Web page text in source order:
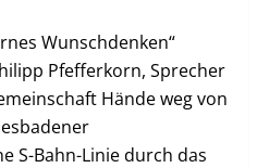
Wunschdenken“
Pfefferkorn, Sprecher
Hände weg von
S-Bahn-Linie durch das